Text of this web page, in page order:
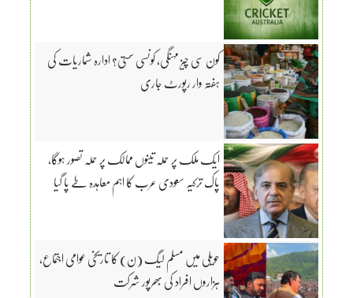
کون سی چیز مہنگی، کونسی سستی؟ ادارہ شماریات کی
ہفتہ وار رپورٹ جاری
ایک ملک پر حملہ تینوں ممالک پر حملہ تصور ہوگا،
پاک ترکیہ سعودی عرب کا اہم معاہدہ طے پا گیا
حویلی میں مسلم لیگ (ن) کا تاریخی عوامی اجتماع،
ہزاروں افراد کی بھرپور شرکت